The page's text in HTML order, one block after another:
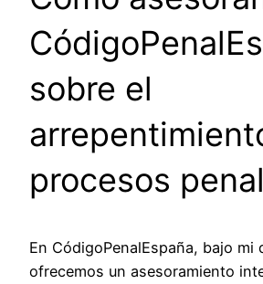
sobre el
procesos
En CódigoPenalEspaña, bajo mi
ofrecemos un asesoramiento